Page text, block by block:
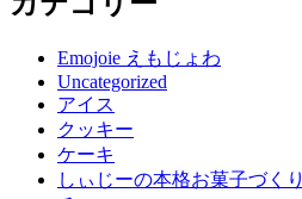
Emojoie えもじょわ
Uncategorized
アイス
クッキー
ケーキ
しぃじーの本格お菓子づくり